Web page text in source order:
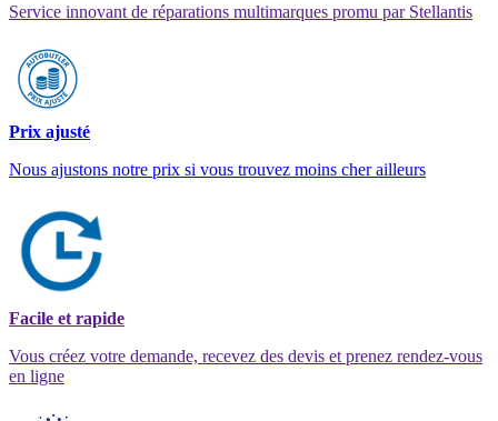
Service innovant de réparations multimarques promu par Stellantis
Prix ajusté
Nous ajustons notre prix si vous trouvez moins cher ailleurs
Facile et rapide
Vous créez votre demande, recevez des devis et prenez rendez-vous
en ligne